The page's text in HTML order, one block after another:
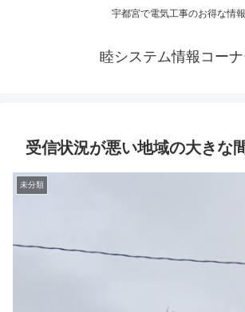
宇都宮で電気工事のお得な情報
睦システム情報コー
受信状況が悪い地域の大きな
未分類